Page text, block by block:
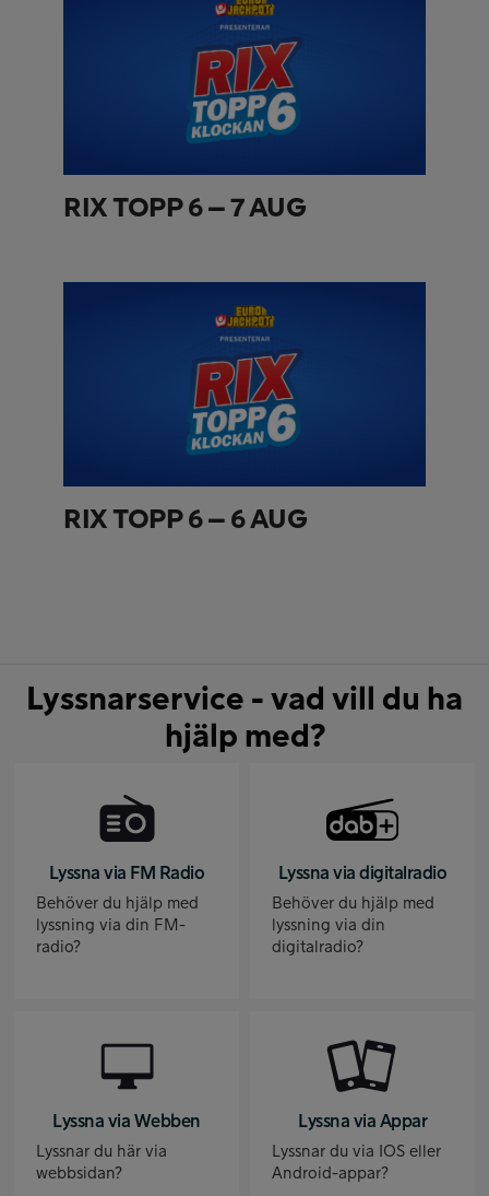
RIX TOPP 6 – 7 AUG
RIX TOPP 6 – 6 AUG
Lyssnarservice - vad vill du ha
hjälp med?
Lyssna via FM Radio
Behöver du hjälp med
lyssning via din FM-
radio?
Lyssna via digitalradio
Behöver du hjälp med
lyssning via din
digitalradio?
Lyssna via Webben
Lyssnar du här via
webbsidan?
Lyssna via Appar
Lyssnar du via IOS eller
Android-appar?